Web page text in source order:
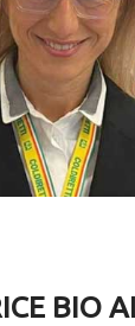
BIO